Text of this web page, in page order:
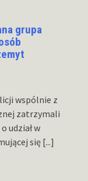
grupa
wspólnie z
zatrzymali
udział w
się [...]